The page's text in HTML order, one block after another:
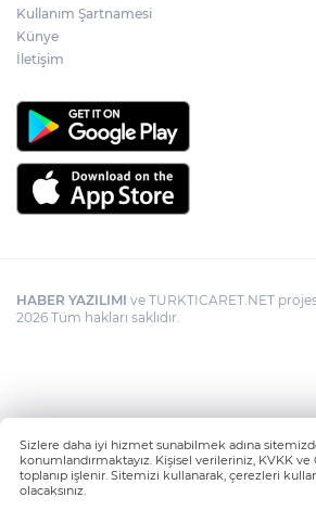
Kullanım Şartnamesi
Künye
İletişim
HABER YAZILIMI ve TURKTICARET.NET
2026 Tüm hakları saklıdır.
Sizlere daha iyi hizmet sunabilmek adına
konumlandırmaktayız. Kişisel verileriniz, KVKK ve
toplanıp işlenir. Sitemizi kullanarak, çerezleri
olacaksınız.